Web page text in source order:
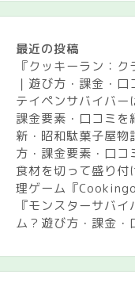
最近の投稿
『クッキーラン：
｜遊び方・課金・口
テイペンサバイバー
課金要素・口コミを
新・昭和駄菓子屋物
方・課金要素・口コ
食材を切って盛り付
理ゲーム『
『モンスターサバ
ム？遊び方・課金・